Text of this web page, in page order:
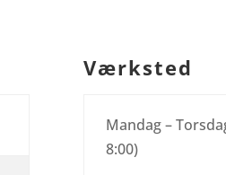
Værksted
Mandag –
8:00)